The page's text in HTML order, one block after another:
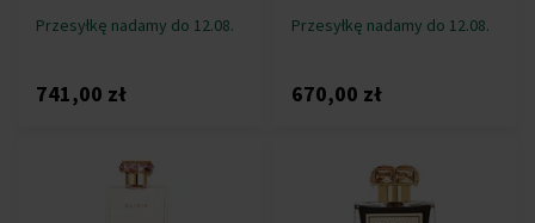
Przesyłkę nadamy do 12.08.
741,00 zł
Przesyłkę nadamy do 12.08.
670,00 zł